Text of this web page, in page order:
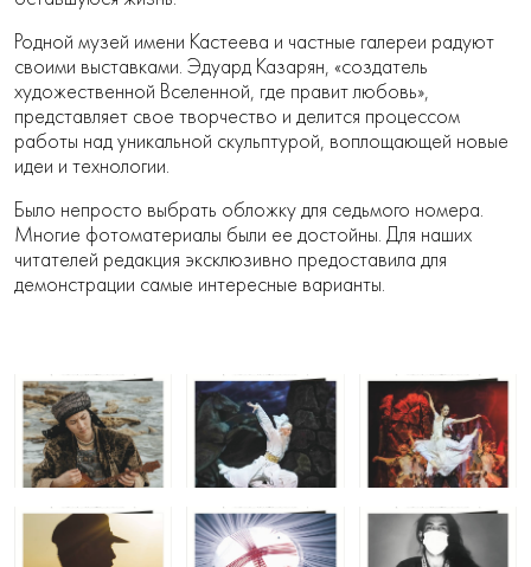
Родной музей имени Кастеева и частные галереи радуют
своими выставками. Эдуард Казарян, «создатель
художественной Вселенной, где правит любовь»,
представляет свое творчество и делится процессом
работы над уникальной скульптурой, воплощающей новые
идеи и технологии.
Было непросто выбрать обложку для седьмого номера.
Многие фотоматериалы были ее достойны. Для наших
читателей редакция эксклюзивно предоставила для
демонстрации самые интересные варианты.